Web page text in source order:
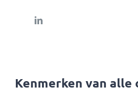
Kenmerken van alle